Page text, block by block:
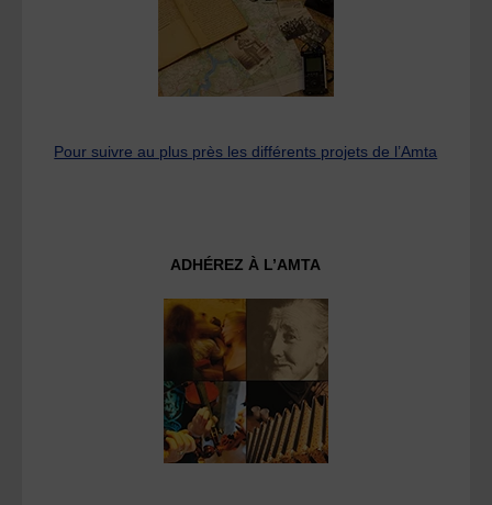
Pour suivre au plus près les différents projets de l’Amta
ADHÉREZ À L’AMTA